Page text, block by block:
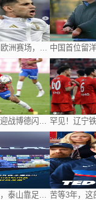
挪超：瓦勒伦加主场迎战博德闪耀，双方都残缺的首尾大战怎么看，比分预测赛事分析